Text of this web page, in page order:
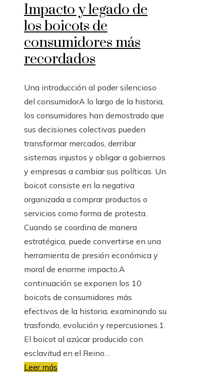
Impacto y legado de
los boicots de
consumidores más
recordados
Una introducción al poder silencioso
del consumidorA lo largo de la historia,
los consumidores han demostrado que
sus decisiones colectivas pueden
transformar mercados, derribar
sistemas injustos y obligar a gobiernos
y empresas a cambiar sus políticas. Un
boicot consiste en la negativa
organizada a comprar productos o
servicios como forma de protesta.
Cuando se coordina de manera
estratégica, puede convertirse en una
herramienta de presión económica y
moral de enorme impacto.A
continuación se exponen los 10
boicots de consumidores más
efectivos de la historia, examinando su
trasfondo, evolución y repercusiones.1.
El boicot al azúcar producido con
esclavitud en el Reino…
Leer más